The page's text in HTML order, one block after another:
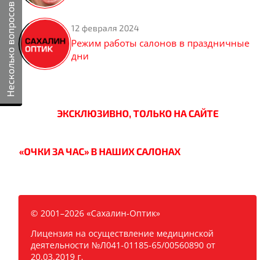
Несколько вопросов 12 февраля 2024
Режим работы салонов в праздничные
дни
ЭКСКЛЮЗИВНО, ТОЛЬКО НА САЙТЕ
«ОЧКИ ЗА ЧАС» В НАШИХ САЛОНАХ
© 2001–2026 «Сахалин-Оптик»
Лицензия на осуществление медицинской
деятельности №Л041-01185-65/00560890 от
20.03.2019 г.